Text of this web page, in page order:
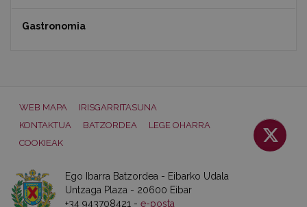
Gastronomia
WEB MAPA
IRISGARRITASUNA
KONTAKTUA
BATZORDEA
LEGE OHARRA
COOKIEAK
Ego Ibarra Batzordea - Eibarko Udala
Untzaga Plaza - 20600 Eibar
+34 943708421 - e-posta